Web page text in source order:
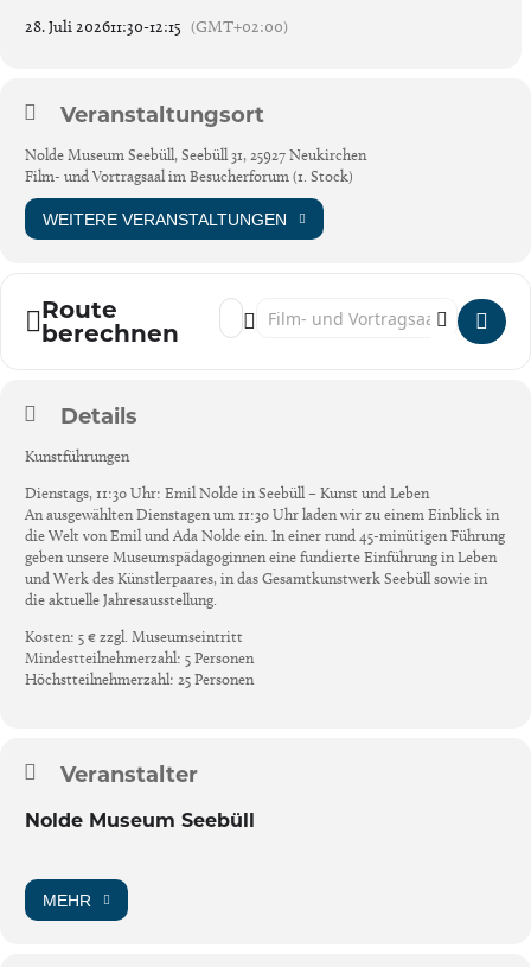
28. Juli 202611:30-12:15 (GMT+02:00)
Veranstaltungsort
Nolde Museum Seebüll, Seebüll 31, 25927 Neukirchen
Film- und Vortragsaal im Besucherforum (1. Stock)
WEITERE VERANSTALTUNGEN
Route
berechnen
Address - Öffentliche Kunstführungen
Destination Address - Öffentliche
Details
Kunstführungen
Dienstags, 11:30 Uhr: Emil Nolde in Seebüll – Kunst und Leben
An ausgewählten Dienstagen um 11:30 Uhr laden wir zu einem Einblick in
die Welt von Emil und Ada Nolde ein. In einer rund 45-minütigen Führung
geben unsere Museumspädagoginnen eine fundierte Einführung in Leben
und Werk des Künstlerpaares, in das Gesamtkunstwerk Seebüll sowie in
die aktuelle Jahresausstellung.
Kosten: 5 € zzgl. Museumseintritt
Mindestteilnehmerzahl: 5 Personen
Höchstteilnehmerzahl: 25 Personen
Veranstalter
Nolde Museum Seebüll
MEHR